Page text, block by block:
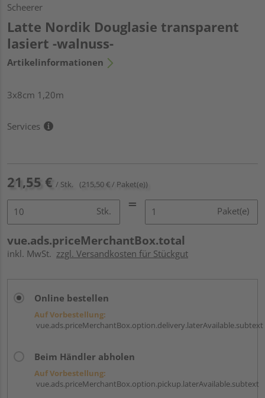
Scheerer
Latte Nordik Douglasie transparent
lasiert -walnuss-
Artikelinformationen
3x8cm 1,20m
Services
21,55 € / Stk. (215,50 € / Paket(e))
Stk. Paket(e)
vue.ads.priceMerchantBox.total
inkl. MwSt. zzgl. Versandkosten für Stückgut
Online bestellen
Auf Vorbestellung:
vue.ads.priceMerchantBox.option.delivery.laterAvailable.subtext
Beim Händler abholen
Auf Vorbestellung:
vue.ads.priceMerchantBox.option.pickup.laterAvailable.subtext